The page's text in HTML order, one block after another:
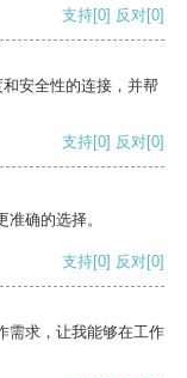
支持[0] 反对[0]
安全性的连接，并帮
支持[0] 反对[0]
确的选择。
支持[0] 反对[0]
需求，让我能够在工作